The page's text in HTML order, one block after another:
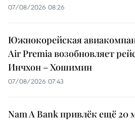
07/08/2026 08:26
Южнокорейская
Air Premia возобновляет
Инчхон – Хошимин
07/08/2026 07:43
Nam A Bank привлёк ещё 20